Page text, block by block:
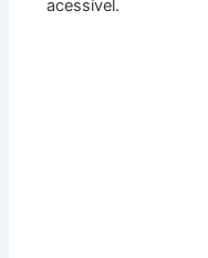
acessível.